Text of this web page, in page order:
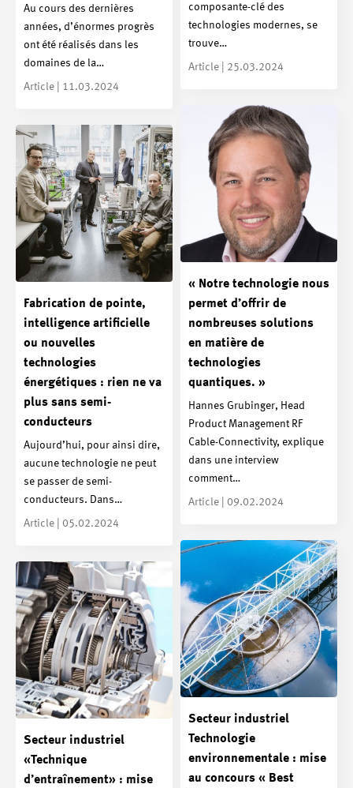
composante-clé des
technologies modernes, se
trouve…
Article | 25.03.2024
Au cours des dernières
années, d’énormes progrès
ont été réalisés dans les
domaines de la…
Article | 11.03.2024
« Notre technologie nous
permet d’offrir de
nombreuses solutions
en matière de
technologies
quantiques. »
Hannes Grubinger, Head
Product Management RF
Cable-Connectivity, explique
dans une interview
comment…
Article | 09.02.2024
Fabrication de pointe,
intelligence artificielle
ou nouvelles
technologies
énergétiques : rien ne va
plus sans semi-
conducteurs
Aujourd’hui, pour ainsi dire,
aucune technologie ne peut
se passer de semi-
conducteurs. Dans…
Article | 05.02.2024
Secteur industriel
Technologie
environnementale : mise
au concours « Best
Secteur industriel
«Technique
d’entraînement» : mise